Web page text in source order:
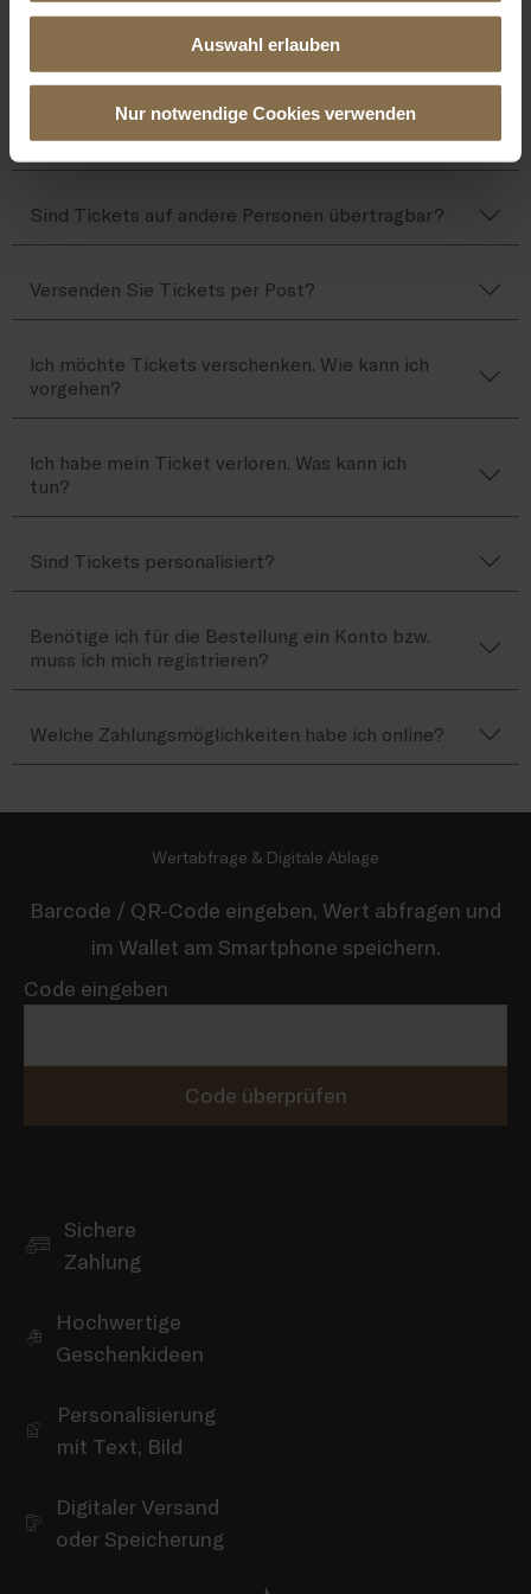
Auswahl erlauben
Nur notwendige Cookies verwenden
Kann ich einen Gutschein für den Ticketkauf
einlösen?
Wie viele Tickets kann ich bestellen?
Sind Tickets auf andere Personen übertragbar?
Versenden Sie Tickets per Post?
Ich möchte Tickets verschenken. Wie kann ich
vorgehen?
Ich habe mein Ticket verloren. Was kann ich
tun?
Sind Tickets personalisiert?
Benötige ich für die Bestellung ein Konto bzw.
muss ich mich registrieren?
Welche Zahlungsmöglichkeiten habe ich online?
Wertabfrage & Digitale Ablage
Barcode / QR-Code eingeben, Wert abfragen und
im Wallet am Smartphone speichern.
Code eingeben
Code überprüfen
Sichere
Zahlung
Hochwertige
Geschenkideen
Personalisierung
mit Text, Bild
Digitaler Versand
oder Speicherung